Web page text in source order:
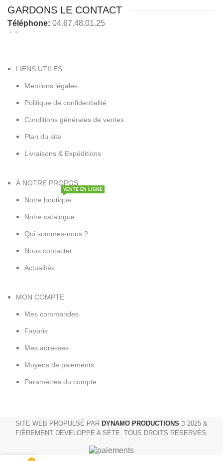
GARDONS LE CONTACT
Téléphone: 04.67.48.01.25
LIENS UTILES
Mentions légales
Politique de confidentialité
Conditions générales de ventes
Plan du site
Livraisons & Expéditions
À NOTRE PROPOS
Notre boutique
VENTE EN LIGNE
Notre catalogue
Qui sommes-nous ?
Nous contacter
Actualités
MON COMPTE
Mes commandes
Favoris
Mes adresses
Moyens de paiements
Paramètres du compte
SITE WEB PROPULSÉ PAR DYNAMO PRODUCTIONS
2025 &
FIÈREMENT DÉVELOPPÉ A SÈTE. TOUS DROITS RÉSERVÉS.